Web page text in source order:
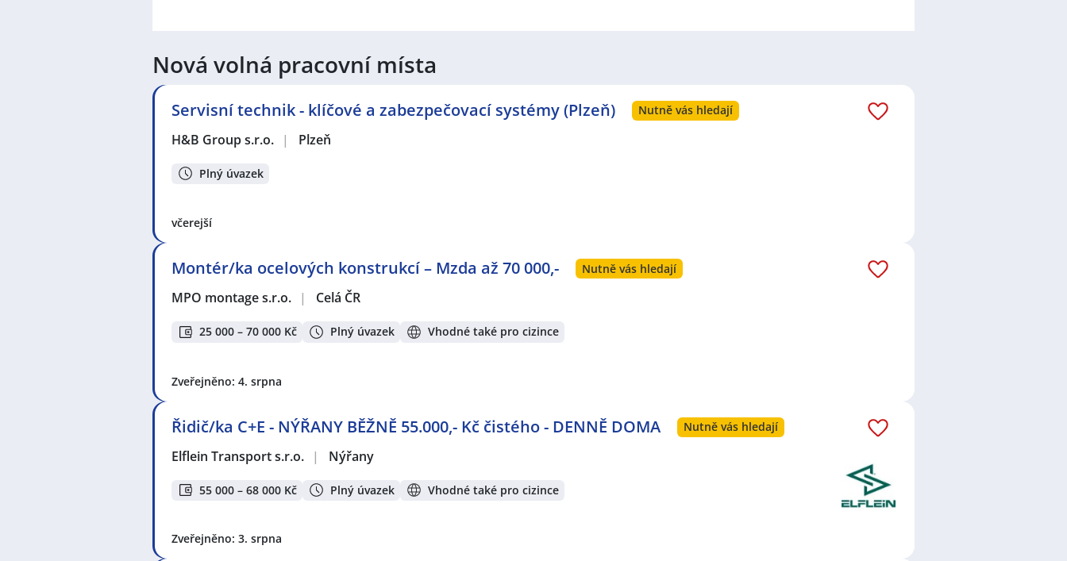
Nová volná pracovní místa
Servisní technik - klíčové a zabezpečovací systémy (Plzeň) Nutně vás hledají
H&B Group s.r.o. | Plzeň
Plný úvazek
včerejší
Montér/ka ocelových konstrukcí – Mzda až 70 000,- Nutně vás hledají
MPO montage s.r.o. | Celá ČR
25 000 – 70 000 Kč Plný úvazek Vhodné také pro cizince
Zveřejněno: 4. srpna
Řidič/ka C+E - NÝŘANY BĚŽNĚ 55.000,- Kč čistého - DENNĚ DOMA Nutně vás hledají
Elflein Transport s.r.o. | Nýřany
55 000 – 68 000 Kč Plný úvazek Vhodné také pro cizince
Zveřejněno: 3. srpna